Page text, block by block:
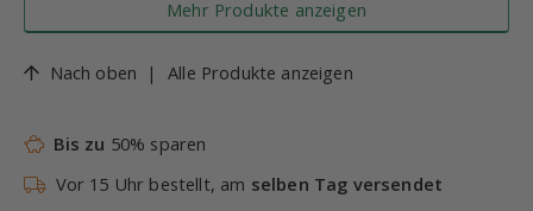
Mehr Produkte anzeigen
Nach oben | Alle Produkte anzeigen
Bis zu 50% sparen
Vor 15 Uhr bestellt, am selben Tag versendet